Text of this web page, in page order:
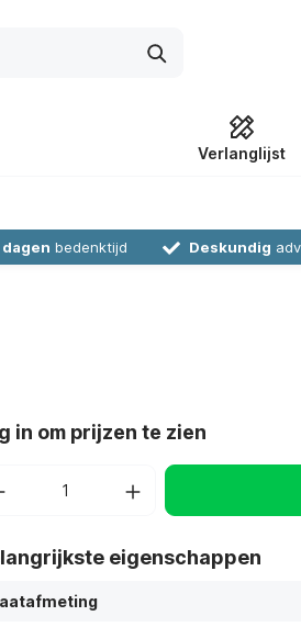
Verlanglijst
bedenktijd Deskundig
in om prijzen te zien
eigenschappen